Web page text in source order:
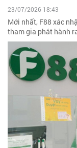
23/07/2026 18:43
Mới nhất, F88 xác
tham gia phát hành